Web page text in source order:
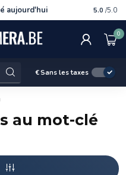
aujourd'hui 5.0 /5.0
0
€Sans les taxes
au mot-clé